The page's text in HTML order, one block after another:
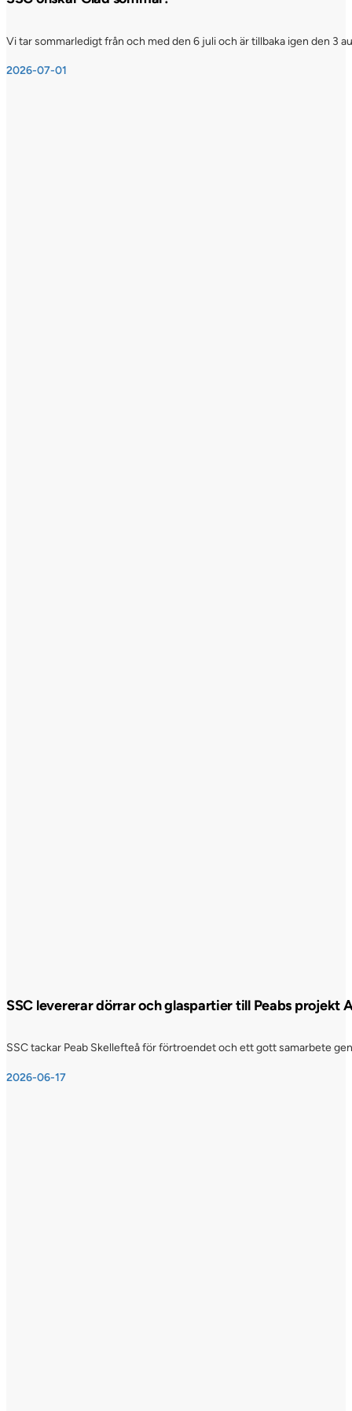
Vi tar sommarledigt från och med den 6 juli och är tillbaka igen den 3
2026-07-01
SSC levererar dörrar och glaspartier till Peabs projekt
SSC tackar Peab Skellefteå för förtroendet och ett gott samarbete
2026-06-17